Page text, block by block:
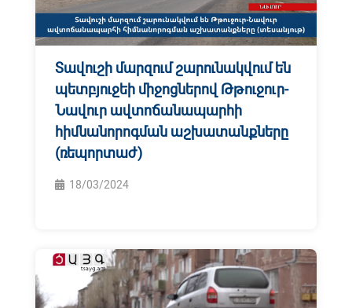
Տավուշի մարզում շարունակվում են
պետբյուջեի միջոցներով Թթուջուր-
Նավուր ավտոճանապարհի
հիմնանորոգման աշխատանքները
(ռեպորտաժ)
18/03/2024